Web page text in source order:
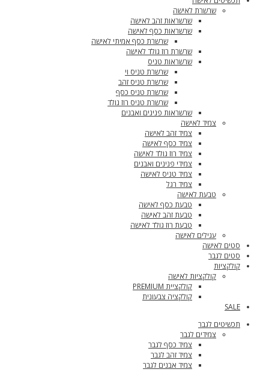
שרשרת לאישה
שרשראות זהב לאישה
שרשראות כסף לאישה
שרשרת כסף אמיתי לאישה
שרשרת רוז גולד לאישה
שרשראות טניס
שרשרת טניס וי
שרשרת טניס זהב
שרשרת טניס כסף
שרשרת טניס רוז גולד
שרשראות פנינים ואבנים
צמיד לאישה
צמיד זהב לאישה
צמיד כסף לאישה
צמיד רוז גולד לאישה
צמידי פנינים ואבנים
צמיד טניס לאישה
צמיד רגל
טבעת לאישה
טבעת כסף לאישה
טבעת זהב לאישה
טבעת רוז גולד לאישה
עגילים לאישה
סטים לאישה
סטים לגבר
קולקציות
קולקציות לאישה
קולקציית PREMIUM
קולקציה צבעונית
SALE
תכשיטים לגבר
צמידים לגבר
צמיד כסף לגבר
צמיד זהב לגבר
צמיד אבנים לגבר